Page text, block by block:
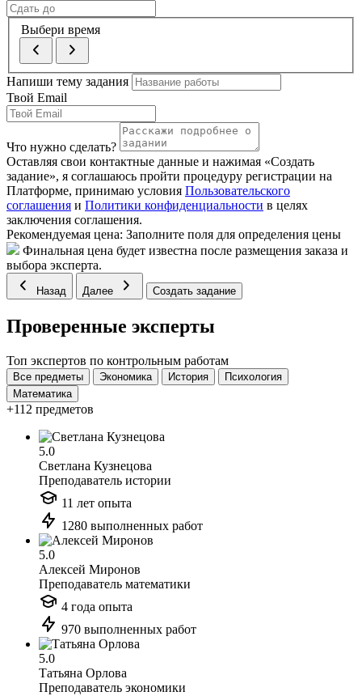
Выбери время
Напиши тему задания
Твой Email
Что нужно сделать?
Оставляя свои контактные данные и нажимая «Создать
задание», я соглашаюсь пройти процедуру регистрации на
Платформе, принимаю условия Пользовательского
соглашения и Политики конфиденциальности в целях
заключения соглашения.
Рекомендуемая цена: Заполните поля для определения цены
Финальная цена будет известна после размещения заказа и
выбора эксперта.
Назад Далее Создать задание
Проверенные эксперты
Топ экспертов по контрольным работам
Все предметы Экономика История
Психология
Математика
+112 предметов
5.0
Светлана Кузнецова
Преподаватель истории
11 лет опыта
1280 выполненных работ
5.0
Алексей Миронов
Преподаватель математики
4 года опыта
970 выполненных работ
5.0
Татьяна Орлова
Преподаватель экономики